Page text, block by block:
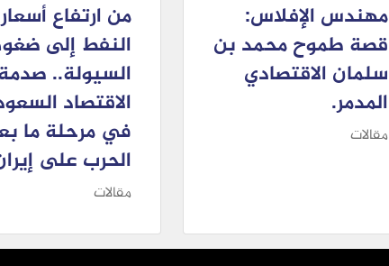
مهندس الإفلاس:
قصة طموح محمد بن
سلمان الاقتصادي
المدمر.
مقالات
من ارتفاع أسعار
النفط إلى
السيولة..
الاقتصاد
في مرحلة ما
الحرب على
مقالات